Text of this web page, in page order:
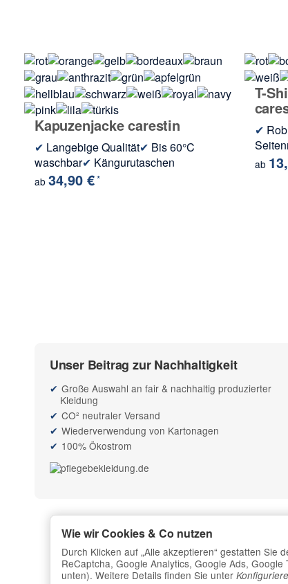
Kapuzenjacke carestin
✔ Langebige Qualität✔ Bis 60°C
waschbar✔ Kängurutaschen
ab 34,90 €*
T-
✔
ab
Unser Beitrag zur Nachhaltigkeit
Große Auswahl an fair & nachhaltig produzierter
Kleidung
CO² neutraler Versand
Wiederverwendung von Kartonagen
100% Ökostrom
Wie wir Cookies & Co nutzen
Durch Klicken auf „Alle akzeptieren“ gestatten Sie
ReCaptcha, Google Analytics, Google Ads,
unten). Weitere Details finden Sie unter